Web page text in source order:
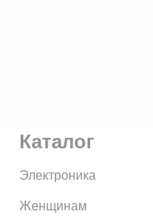
Каталог
Электроника
Женщинам